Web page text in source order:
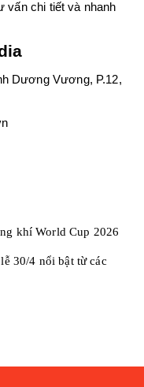
vấn chi tiết và nhanh
Dương Vương, P.12,
khí World Cup 2026
30/4 nổi bật từ các